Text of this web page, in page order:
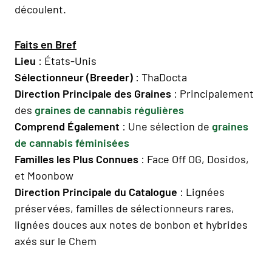
découlent.
Faits en Bref
Lieu : États-Unis
Sélectionneur (Breeder) : ThaDocta
Direction Principale des Graines : Principalement
des graines de cannabis régulières
Comprend Également : Une sélection de graines
de cannabis féminisées
Familles les Plus Connues : Face Off OG, Dosidos,
et Moonbow
Direction Principale du Catalogue : Lignées
préservées, familles de sélectionneurs rares,
lignées douces aux notes de bonbon et hybrides
axés sur le Chem